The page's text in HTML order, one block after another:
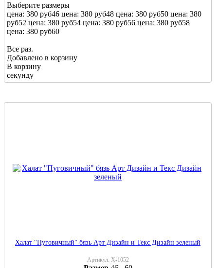
Выберите размеры
цена: 380 руб46 цена: 380 руб48 цена: 380 руб50 цена: 380
руб52 цена: 380 руб54 цена: 380 руб56 цена: 380 руб58
цена: 380 руб60
Все раз.
Добавлено в корзину
В корзину
секунду
Халат "Пуговичный" бязь Арт Дизайн и Текс Дизайн зеленый
Артикул: Х-1052